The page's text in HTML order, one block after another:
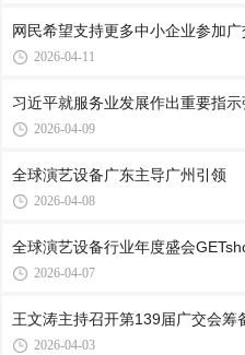
网民希望支持更多中小企业参加
2026-04-11
习近平就服务业发展作出重要指
2026-04-09
全球演艺设备广东主导广州引领
2026-04-08
全球演艺设备行业年度盛会
2026-04-07
王文涛主持召开第139届广交会筹
2026-04-03